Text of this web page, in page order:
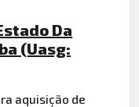
Da
(Uasg:
aquisição de